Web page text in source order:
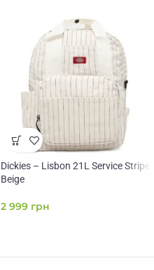
Dickies – Lisbon 21L Service Stripe
Beige
2 999 грн